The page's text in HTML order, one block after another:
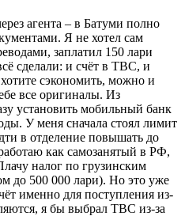
агента – в Батуми полно
Я не хотел сам
заплатил 150 лари
сделали: и счёт в TBC, и
сэкономить, можно и
все оригиналы. Из
установить мобильный банк
У меня сначала стоял лимит
в отделение повышать до
как самозанятый в РФ,
налог по грузинским
до 500 000 лари). Но это уже
именно для поступления из-
я бы выбрал TBC из-за